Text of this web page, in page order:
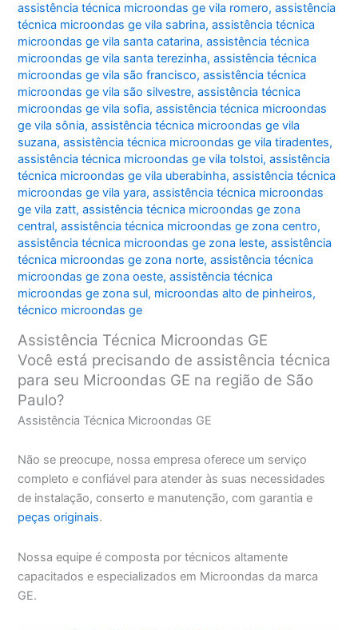
assistência técnica microondas ge vila romero,assistência
técnica microondas ge vila sabrina,assistência técnica
microondas ge vila santa catarina,assistência técnica
microondas ge vila santa terezinha,assistência técnica
microondas ge vila são francisco,assistência técnica
microondas ge vila são silvestre,assistência técnica
microondas ge vila sofia,assistência técnica microondas
ge vila sônia,assistência técnica microondas ge vila
suzana,assistência técnica microondas ge vila tiradentes,
assistência técnica microondas ge vila tolstoi,assistência
técnica microondas ge vila uberabinha,assistência técnica
microondas ge vila yara,assistência técnica microondas
ge vila zatt,assistência técnica microondas ge zona
central,assistência técnica microondas ge zona centro,
assistência técnica microondas ge zona leste,assistência
técnica microondas ge zona norte,assistência técnica
microondas ge zona oeste,assistência técnica
microondas ge zona sul, microondas alto de pinheiros,
técnico microondas ge
Assistência Técnica Microondas GE
Você está precisando de assistência técnica
para seu Microondas GE na região de São
Paulo?
Assistência Técnica Microondas GE
Não se preocupe, nossa empresa oferece um serviço
completo e confiável para atender às suas necessidades
de instalação, conserto e manutenção, com garantia e
peças originais.
Nossa equipe é composta por técnicos altamente
capacitados e especializados em Microondas da marca
GE.